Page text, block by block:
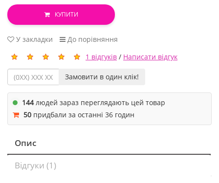
КУПИТИ
У закладки
До порівняння
1 відгуків / Написати відгук
Замовити в один клік!
144людей зараз переглядають цей товар
50 придбали за останні 36 годин
Опис
Відгуки (1)